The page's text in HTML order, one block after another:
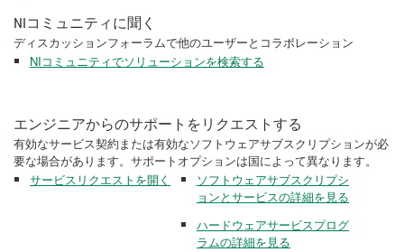
NIコミュニティに聞く
ディスカッションフォーラムで他のユーザーとコラボレーション
NIコミュニティでソリューションを検索する
エンジニアからのサポートをリクエストする
有効なサービス契約または有効なソフトウェアサブスクリプションが必
要な場合があります。サポートオプションは国によって異なります。
サービスリクエストを開く
ソフトウェアサブスクリプシ
ョンとサービスの詳細を見る
ハードウェアサービスプログ
ラムの詳細を見る